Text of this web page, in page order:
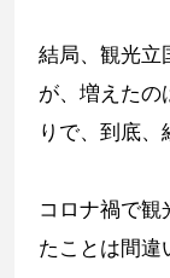
結局、観光立
が、増えたの
りで、到底、
コロナ禍で観
たことは間違